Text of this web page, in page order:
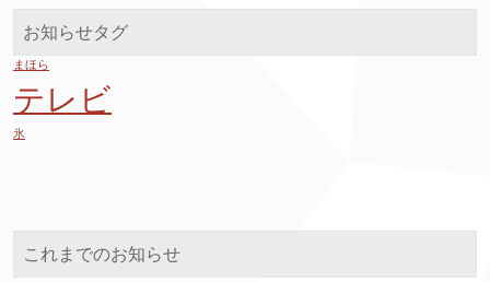
お知らせタグ
まほら
テレビ
氷
これまでのお知らせ